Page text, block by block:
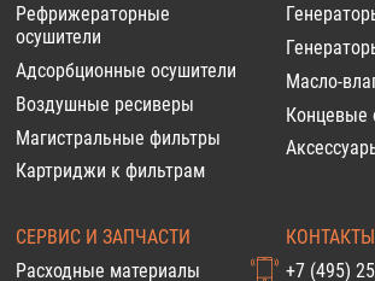
Рефрижераторные
осушители
Адсорбционные осушители
Воздушные ресиверы
Магистральные фильтры
Картриджи к фильтрам
Масло-
Концевые
СЕРВИС И ЗАПЧАСТИ
Расходные материалы
КОНТАКТЫ
+7 (495)